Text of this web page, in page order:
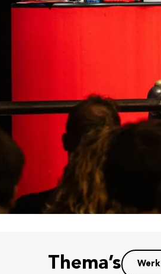
Thema’s Werk